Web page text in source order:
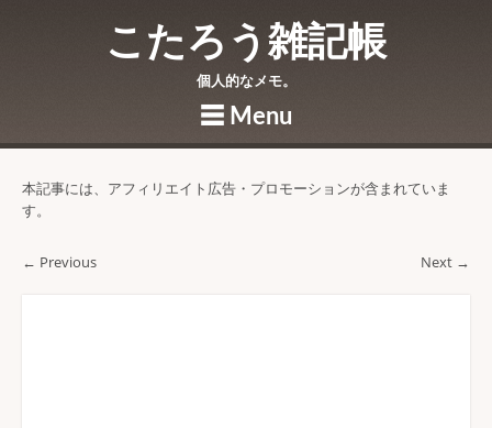
こたろう雑記帳
個人的なメモ。
☰ Menu
Skip to content
本記事には、アフィリエイト広告・プロモーションが含まれていま
す。
← Previous Next →